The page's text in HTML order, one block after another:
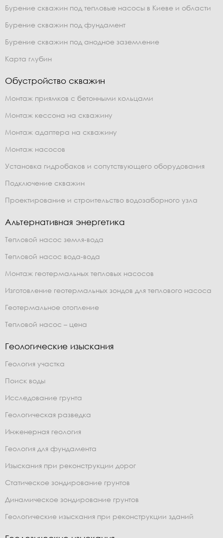
Бурение скважин под тепловые насосы в Киеве и области
Бурение скважин под фундамент
Бурение скважин под анодное заземление
Карта глубин
Обустройство скважин
Монтаж приямков с бетонными кольцами
Монтаж кессона на скважину
Монтаж адаптера на скважину
Монтаж насосов
Установка гидробаков и сопутствующего оборудования
Подключение скважин
Проектирование и строительство водозаборного узла
Альтернативная энергетика
Тепловой насос земля-вода
Тепловой насос вода-вода
Монтаж геотермальных тепловых насосов
Изготовление геотермальных зондов для теплового насоса
Геотермальное отопление
Тепловой насос – цена
Геологические изыскания
Геология участка
Поиск воды
Исследование грунта
Геологическая разведка
Инженерная геология
Геология для фундамента
Изыскания при реконструкции дорог
Статическое зондирование грунтов
Динамическое зондирование грунтов
Геологические изыскания при реконструкции зданий